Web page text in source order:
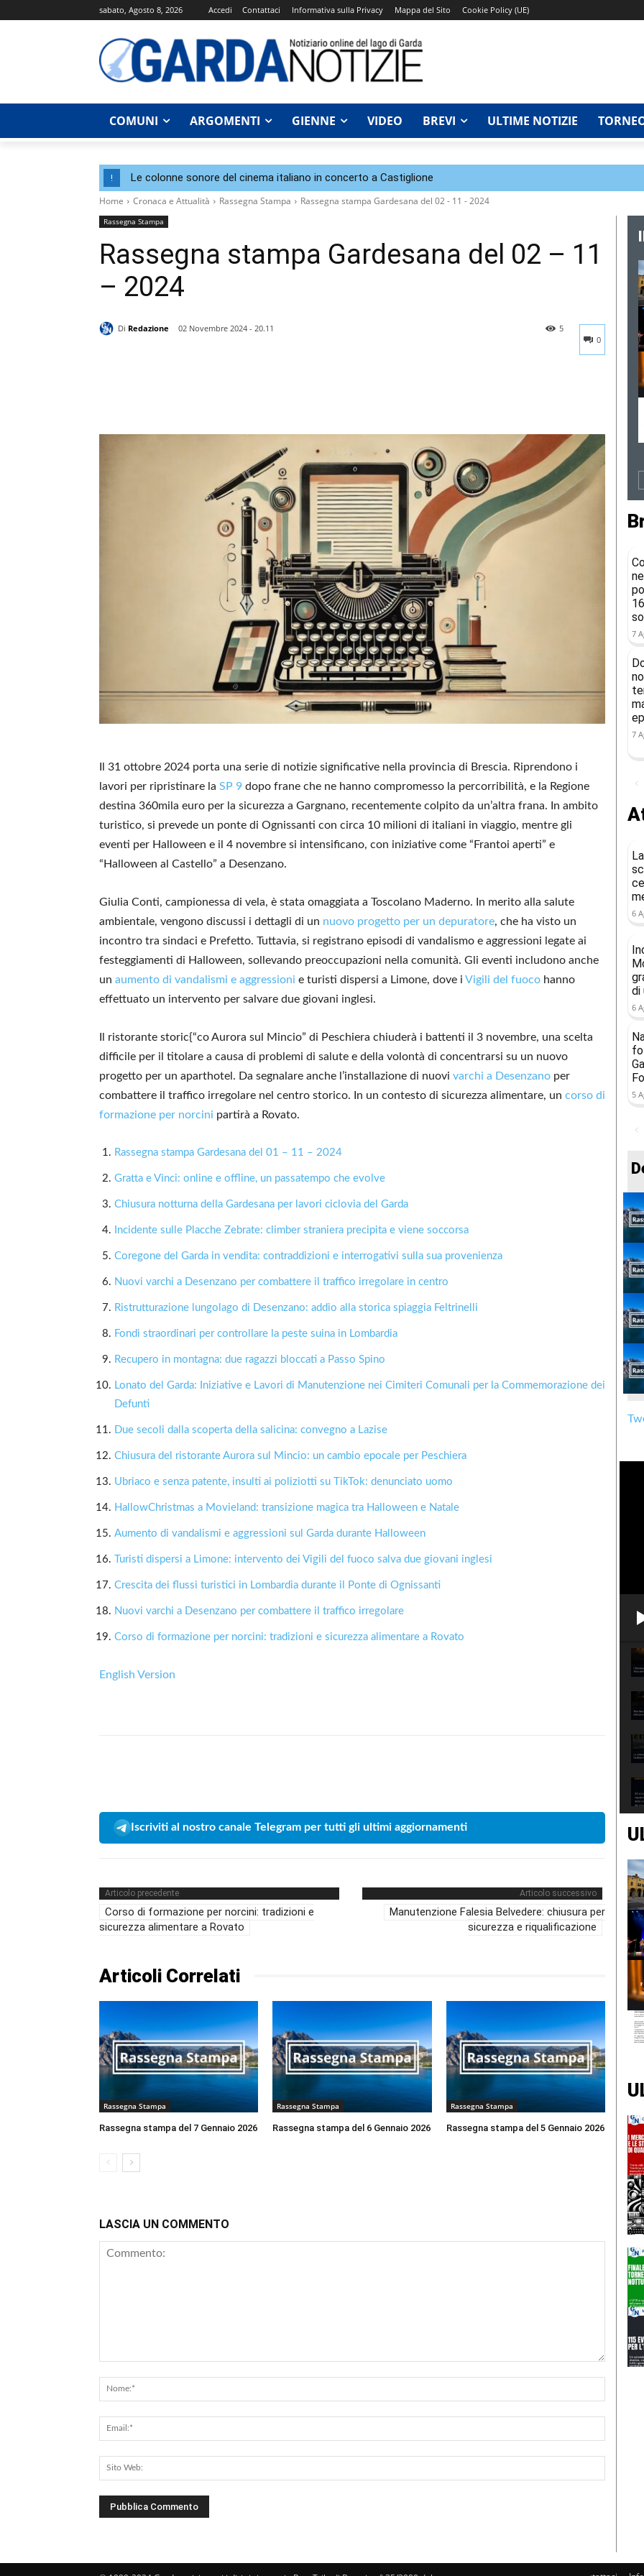
sabato, Agosto 8, 2026 Accedi Contattaci Informativa sulla Privacy Mappa del Sito Cookie Policy (UE)
COMUNI ARGOMENTI GIENNE VIDEO BREVI ULTIME NOTIZIE
! Le colonne sonore del cinema italiano in concerto a Castiglione
Home Cronaca e Attualità Rassegna Stampa Rassegna stampa Gardesana del 02 - 11 - 2024
Rassegna Stampa
Rassegna stampa Gardesana del 02 – 11
– 2024
Di Redazione
02 Novembre 2024 - 20.11
0
5
Il 31 ottobre 2024 porta una serie di notizie significative nella provincia di Brescia. Riprendono i
lavori per ripristinare la SP 9 dopo frane che ne hanno compromesso la percorribilità, e la Regione
destina 360mila euro per la sicurezza a Gargnano, recentemente colpito da un’altra frana. In ambito
turistico, si prevede un ponte di Ognissanti con circa 10 milioni di italiani in viaggio, mentre gli
eventi per Halloween e il 4 novembre si intensificano, con iniziative come “Frantoi aperti” e
“Halloween al Castello” a Desenzano.
Giulia Conti, campionessa di vela, è stata omaggiata a Toscolano Maderno. In merito alla salute
ambientale, vengono discussi i dettagli di un nuovo progetto per un depuratore, che ha visto un
incontro tra sindaci e Prefetto. Tuttavia, si registrano episodi di vandalismo e aggressioni legate ai
festeggiamenti di Halloween, sollevando preoccupazioni nella comunità. Gli eventi includono anche
un aumento di vandalismi e aggressioni e turisti dispersi a Limone, dove i Vigili del fuoco hanno
effettuato un intervento per salvare due giovani inglesi.
Il ristorante storic{“co Aurora sul Mincio” di Peschiera chiuderà i battenti il 3 novembre, una scelta
difficile per il titolare a causa di problemi di salute e della volontà di concentrarsi su un nuovo
progetto per un aparthotel. Da segnalare anche l’installazione di nuovi varchi a Desenzano per
combattere il traffico irregolare nel centro storico. In un contesto di sicurezza alimentare, un corso di
formazione per norcini partirà a Rovato.
Rassegna stampa Gardesana del 01 – 11 – 2024
Gratta e Vinci: online e offline, un passatempo che evolve
Chiusura notturna della Gardesana per lavori ciclovia del Garda
Incidente sulle Placche Zebrate: climber straniera precipita e viene soccorsa
Coregone del Garda in vendita: contraddizioni e interrogativi sulla sua provenienza
Nuovi varchi a Desenzano per combattere il traffico irregolare in centro
Ristrutturazione lungolago di Desenzano: addio alla storica spiaggia Feltrinelli
Fondi straordinari per controllare la peste suina in Lombardia
Recupero in montagna: due ragazzi bloccati a Passo Spino
Lonato del Garda: Iniziative e Lavori di Manutenzione nei Cimiteri Comunali per la Commemorazione dei
Defunti
Due secoli dalla scoperta della salicina: convegno a Lazise
Chiusura del ristorante Aurora sul Mincio: un cambio epocale per Peschiera
Ubriaco e senza patente, insulti ai poliziotti su TikTok: denunciato uomo
HallowChristmas a Movieland: transizione magica tra Halloween e Natale
Aumento di vandalismi e aggressioni sul Garda durante Halloween
Turisti dispersi a Limone: intervento dei Vigili del fuoco salva due giovani inglesi
Crescita dei flussi turistici in Lombardia durante il Ponte di Ognissanti
Nuovi varchi a Desenzano per combattere il traffico irregolare
Corso di formazione per norcini: tradizioni e sicurezza alimentare a Rovato
English Version
Iscriviti al nostro canale Telegram per tutti gli ultimi aggiornamenti
Articolo precedente
Corso di formazione per norcini: tradizioni e
sicurezza alimentare a Rovato
Articolo successivo
Manutenzione Falesia Belvedere: chiusura per
sicurezza e riqualificazione
Articoli Correlati
Rassegna Stampa
Rassegna stampa del 7 Gennaio 2026
Rassegna Stampa
Rassegna stampa del 6 Gennaio 2026
Rassegna Stampa
Rassegna stampa del 5 Gennaio 2026
LASCIA UN COMMENTO
7
7
6
di
6
5